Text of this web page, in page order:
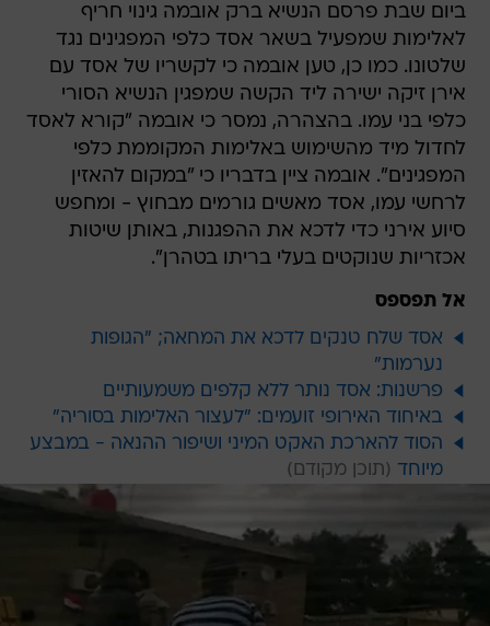
ביום שבת פרסם הנשיא ברק אובמה גינוי חריף
לאלימות שמפעיל בשאר אסד כלפי המפגינים נגד
שלטונו. כמו כן, טען אובמה כי לקשריו של אסד עם
אירן זיקה ישירה ליד הקשה שמפגין הנשיא הסורי
כלפי בני עמו. בהצהרה, נמסר כי אובמה "קורא לאסד
לחדול מיד מהשימוש באלימות המקוממת כלפי
המפגינים". אובמה ציין בדבריו כי "במקום להאזין
לרחשי עמו, אסד מאשים גורמים מבחוץ - ומחפש
סיוע אירני כדי לדכא את ההפגנות, באותן שיטות
אכזריות שנוקטים בעלי בריתו בטהרן".
אל תפספס
אסד שלח טנקים לדכא את המחאה; "הגופות
נערמות"
פרשנות: אסד נותר ללא קלפים משמעותיים
באיחוד האירופי זועמים: "לעצור האלימות בסוריה"
הסוד להארכת האקט המיני ושיפור ההנאה - במבצע
מיוחד